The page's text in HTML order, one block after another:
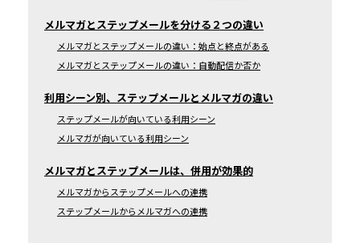
メルマガとステップメールを分ける２つの違い
メルマガとステップメールの違い：始点と終点がある
メルマガとステップメールの違い：自動配信か否か
利用シーン別、ステップメールとメルマガの違い
ステップメールが向いている利用シーン
メルマガが向いている利用シーン
メルマガとステップメールは、併用が効果的
メルマガからステップメールへの連携
ステップメールからメルマガへの連携